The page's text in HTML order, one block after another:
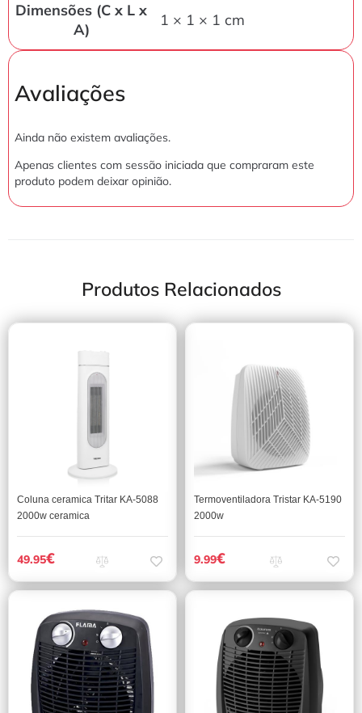
Dimensões (C x L x
A)
1 × 1 × 1 cm
Avaliações
Ainda não existem avaliações.
Apenas clientes com sessão iniciada que compraram este
produto podem deixar opinião.
Produtos Relacionados
Coluna ceramica Tritar KA-5088
2000w ceramica
49.95€
Termoventiladora Tristar KA-5190
2000w
9.99€